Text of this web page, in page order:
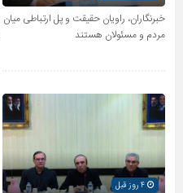
خبرنگاران، راویان حقیقت و پل ارتباطی میان
مردم و مسئولان هستند
4 روز قبل